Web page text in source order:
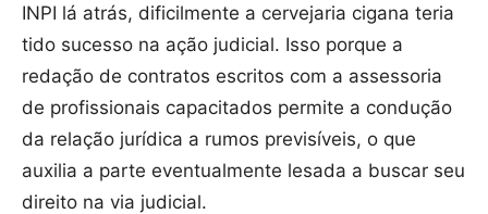
INPI lá atrás, dificilmente a cervejaria cigana teria
tido sucesso na ação judicial. Isso porque a
redação de contratos escritos com a assessoria
de profissionais capacitados permite a condução
da relação jurídica a rumos previsíveis, o que
auxilia a parte eventualmente lesada a buscar seu
direito na via judicial.